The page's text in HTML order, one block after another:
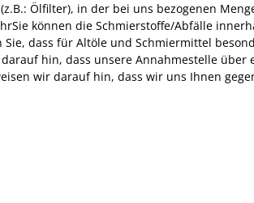
Ölfilter), in der bei uns bezogenen
können die Schmierstoffe/Abfälle
dass für Altöle und Schmiermittel
hin, dass unsere Annahmestelle über
wir darauf hin, dass wir uns Ihnen